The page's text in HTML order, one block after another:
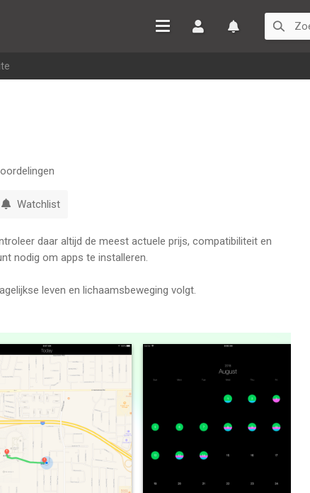
Watchlist
daar altijd de meest actuele prijs, compatibiliteit en
nodig om apps te installeren.
leven en lichaamsbeweging volgt.
bijna geen batterijen.
de activiteit.
voortgezet.
verplaatst.
het bijna geen batterij.
gevraagd voor toegang tot de activiteitssensor en